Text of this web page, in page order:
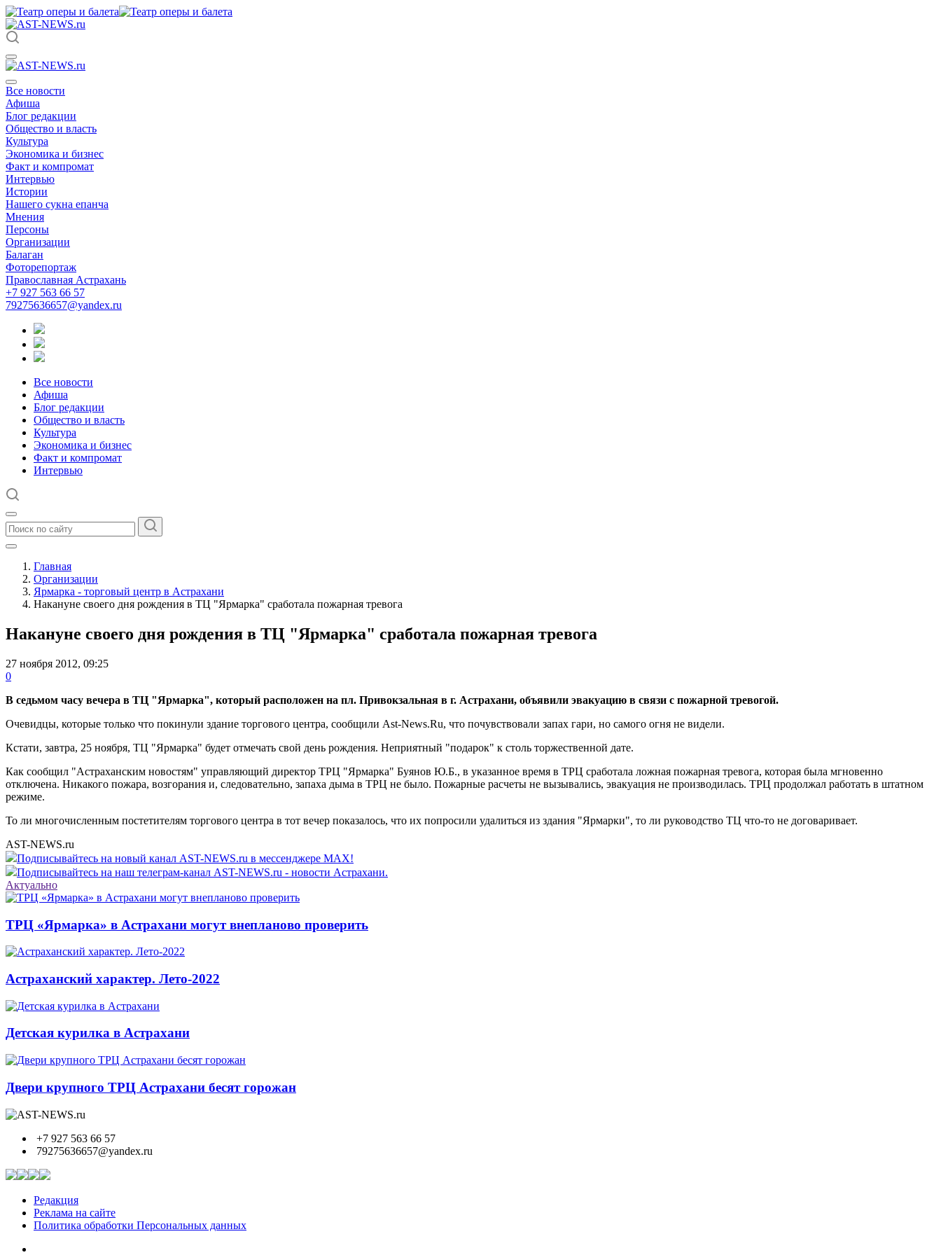
Все новости
Афиша
Блог редакции
Общество и власть
Культура
Экономика и бизнес
Факт и компромат
Интервью
Истории
Нашего сукна епанча
Мнения
Персоны
Организации
Балаган
Фоторепортаж
Православная Астрахань
+7 927 563 66 57
79275636657@yandex.ru
Все новости
Афиша
Блог редакции
Общество и власть
Культура
Экономика и бизнес
Факт и компромат
Интервью
Главная
Организации
Ярмарка - торговый центр в Астрахани
Накануне своего дня рождения в ТЦ "Ярмарка" сработала пожарная тревога
Накануне своего дня рождения в ТЦ "Ярмарка" сработала пожарная тревога
27 ноября 2012, 09:25
0
В седьмом часу вечера в ТЦ "Ярмарка", который расположен на пл. Привокзальная в г. Астрахани, объявили эвакуацию в связи с пожарной тревогой.
Очевидцы, которые только что покинули здание торгового центра, сообщили Ast-News.Ru, что почувствовали запах гари, но самого огня не видели.
Кстати, завтра, 25 ноября, ТЦ "Ярмарка" будет отмечать свой день рождения. Неприятный "подарок" к столь торжественной дате.
Как сообщил "Астраханским новостям" управляющий директор ТРЦ "Ярмарка" Буянов Ю.Б., в указанное время в ТРЦ сработала ложная пожарная тревога, которая была мгновенно
отключена. Никакого пожара, возгорания и, следовательно, запаха дыма в ТРЦ не было. Пожарные расчеты не вызывались, эвакуация не производилась. ТРЦ продолжал работать в штатном
режиме.
То ли многочисленным постетителям торгового центра в тот вечер показалось, что их попросили удалиться из здания "Ярмарки", то ли руководство ТЦ что-то не договаривает.
AST-NEWS.ru
Подписывайтесь на новый канал AST-NEWS.ru в мессенджере MAX!
Подписывайтесь на наш телеграм-канал AST-NEWS.ru - новости Астрахани.
Актуально
ТРЦ «Ярмарка» в Астрахани могут внепланово проверить
Астраханский характер. Лето-2022
Детская курилка в Астрахани
Двери крупного ТРЦ Астрахани бесят горожан
+7 927 563 66 57
79275636657@yandex.ru
Редакция
Реклама на сайте
Политика обработки Персональных данных